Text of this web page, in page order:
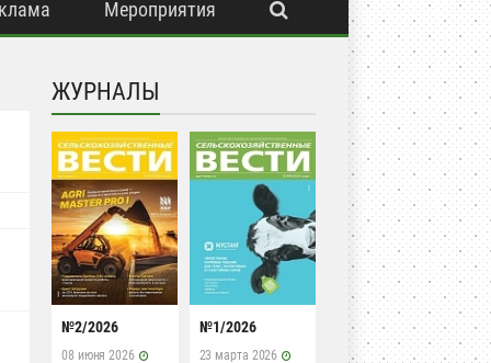
Мероприятия
ЖУРНАЛЫ
№2/2026
08 июня 2026
№1/2026
23 марта 2026